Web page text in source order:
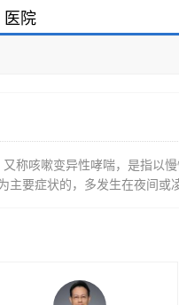
医院
称咳嗽变异性哮喘，是指以
主要症状的，多发生在夜间或